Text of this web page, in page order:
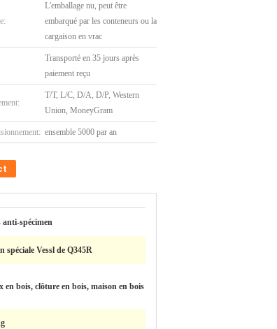
L'emballage nu, peut être
embarqué par les conteneurs ou la
cargaison en vrac
Transporté en 35 jours après
paiement reçu
T/T, L/C, D/A, D/P, Western
Union, MoneyGram
ensemble 5000 par an
anti-spécimen
spéciale Vessl de Q345R
en bois, clôture en bois, maison en bois